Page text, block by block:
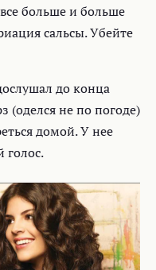
больше и больше
сальсы. Убейте
до конца
(оделся не по погоде)
домой. У нее
голос.